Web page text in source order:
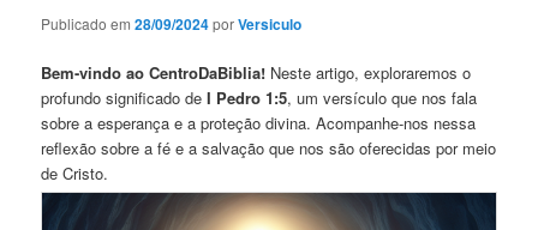
Publicado em28/09/2024porVersiculo
Bem-vindo ao CentroDaBiblia! Neste artigo, exploraremos o
profundo significado deI Pedro 1:5, um versículo que nos fala
sobre a esperança e a proteção divina. Acompanhe-nos nessa
reflexão sobre a fé e a salvação que nos são oferecidas por meio
de Cristo.